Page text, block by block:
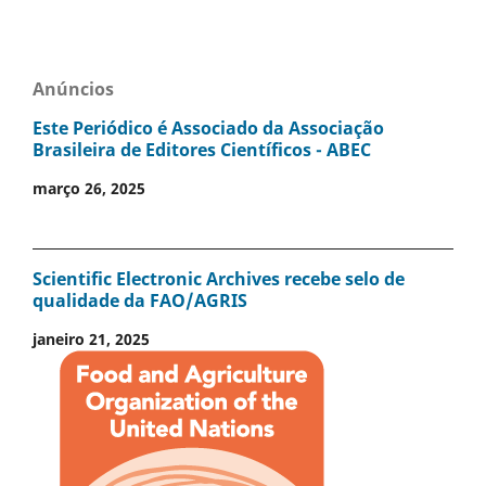
Anúncios
Este Periódico é Associado da Associação
Brasileira de Editores Científicos - ABEC
março 26, 2025
Scientific Electronic Archives recebe selo de
qualidade da FAO/AGRIS
janeiro 21, 2025